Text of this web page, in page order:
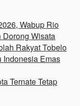
Wabup Rio
Dorong Wisata
Rakyat Tobelo
Indonesia Emas
Ternate Tetap